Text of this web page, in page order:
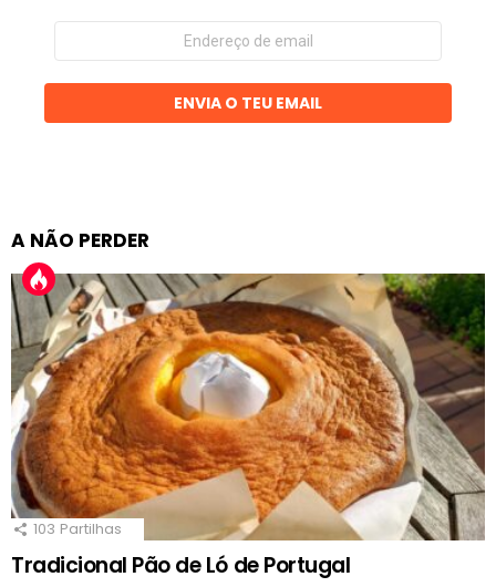
Endereço
email
ENVIA O TEU EMAIL
A NÃO PERDER
103 Partilhas
Tradicional Pão de Ló de Portugal